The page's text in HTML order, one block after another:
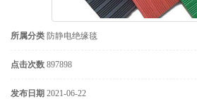
所属分类 防静电绝缘毯
点击次数 897898
发布日期 2021-06-22